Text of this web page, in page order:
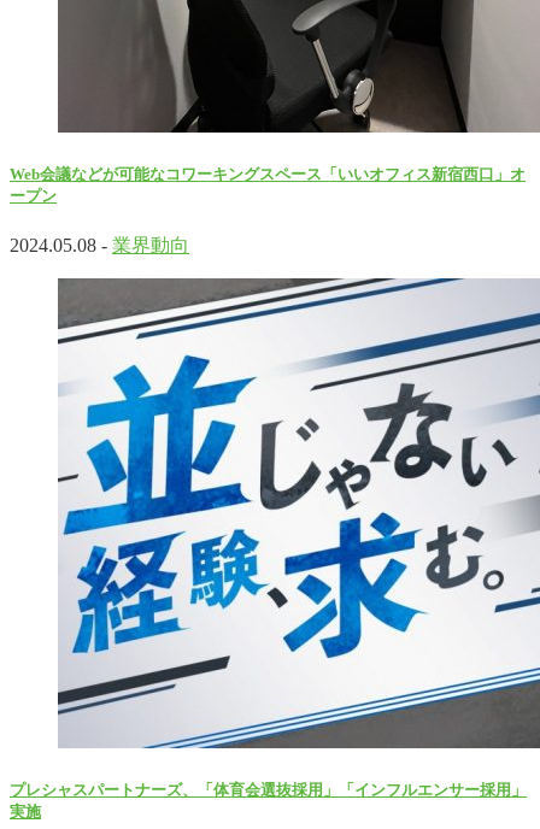
Web会議などが可能なコワーキングスペース「いいオフィス新宿西口」オ
ープン
2024.05.08 - 業界動向
プレシャスパートナーズ、「体育会選抜採用」「インフルエンサー採用」
実施